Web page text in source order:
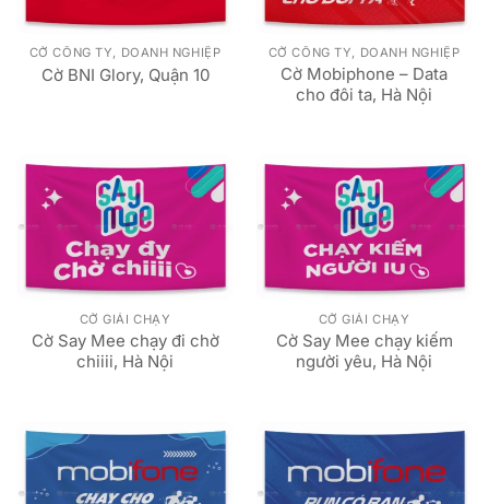
CỜ CÔNG TY, DOANH NGHIỆP
Cờ BNI Glory, Quận 10
CỜ CÔNG TY, DOANH NGHIỆP
Cờ Mobiphone – Data
cho đôi ta, Hà Nội
CỜ GIẢI CHẠY
Cờ Say Mee chạy đi chờ
chiiii, Hà Nội
CỜ GIẢI CHẠY
Cờ Say Mee chạy kiếm
người yêu, Hà Nội